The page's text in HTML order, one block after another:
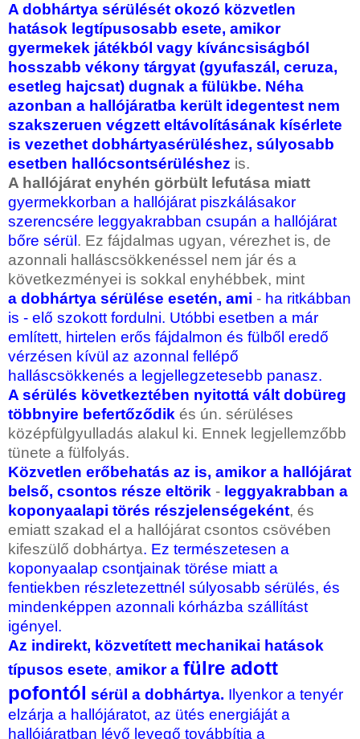
A dobhártya sérülését okozó közvetlen
hatások legtípusosabb esete, amikor
gyermekek játékból vagy kíváncsiságból
hosszabb vékony tárgyat (gyufaszál, ceruza,
esetleg hajcsat) dugnak a fülükbe. Néha
azonban a hallójáratba került idegentest nem
szakszeruen végzett eltávolításának kísérlete
is vezethet dobhártyasérüléshez, súlyosabb
esetben hallócsontsérüléshez is.
A hallójárat enyhén görbült lefutása miatt
gyermekkorban a hallójárat piszkálásakor
szerencsére leggyakrabban csupán a hallójárat
bőre sérül. Ez fájdalmas ugyan, vérezhet is, de
azonnali halláscsökkenéssel nem jár és a
következményei is sokkal enyhébbek, mint
a dobhártya sérülése esetén, ami - ha ritkábban
is - elő szokott fordulni. Utóbbi esetben a már
említett, hirtelen erős fájdalmon és fülből eredő
vérzésen kívül az azonnal fellépő
halláscsökkenés a legjellegzetesebb panasz.
A sérülés következtében nyitottá vált dobüreg
többnyire befertőződik és ún. sérüléses
középfülgyulladás alakul ki. Ennek legjellemzőbb
tünete a fülfolyás.
Közvetlen erőbehatás az is, amikor a hallójárat
belső, csontos része eltörik - leggyakrabban a
koponyaalapi törés részjelenségeként, és
emiatt szakad el a hallójárat csontos csövében
kifeszülő dobhártya. Ez természetesen a
koponyaalap csontjainak törése miatt a
fentiekben részletezettnél súlyosabb sérülés, és
mindenképpen azonnali kórházba szállítást
igényel.
Az indirekt, közvetített mechanikai hatások
típusos esete, amikor a fülre adott
pofontól sérül a dobhártya. Ilyenkor a tenyér
elzárja a hallójáratot, az ütés energiáját a
hallójáratban lévő levegő továbbítja a